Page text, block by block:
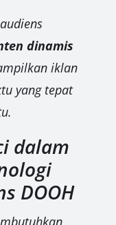
dinamis
iklan
yang tepat
dalam
DOOH